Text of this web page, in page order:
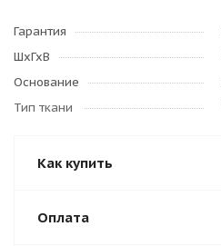
Гарантия
ШхГхВ
Основание
Тип ткани
Как купить
Оплата